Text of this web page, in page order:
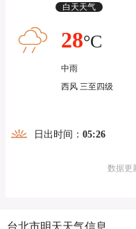
白天天气
28°C
中雨
西风 三至四级
日出时间： 05:26
数据更
台北市明天天气信息